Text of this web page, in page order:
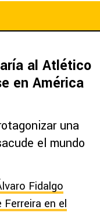
al Atlético
en América
una
el mundo
Fidalgo
en el